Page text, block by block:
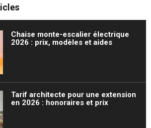
Chaise monte-escalier électrique
2026 : prix, modèles et aides
Tarif architecte pour une extension
en 2026 : honoraires et prix